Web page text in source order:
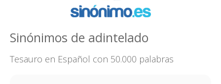
Sinónimos de adintelado
Tesauro en Español con 50.000 palabras